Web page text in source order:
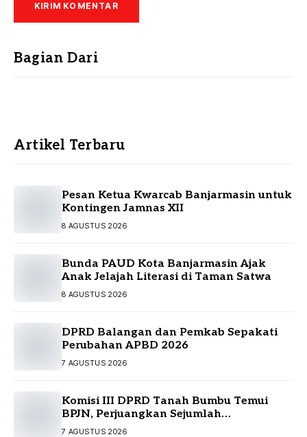
Bagian Dari
Artikel Terbaru
Pesan Ketua Kwarcab Banjarmasin untuk
Kontingen Jamnas XII
8 AGUSTUS 2026
Bunda PAUD Kota Banjarmasin Ajak
Anak Jelajah Literasi di Taman Satwa
8 AGUSTUS 2026
DPRD Balangan dan Pemkab Sepakati
Perubahan APBD 2026
7 AGUSTUS 2026
Komisi III DPRD Tanah Bumbu Temui
BPJN, Perjuangkan Sejumlah
Infrastruktur Strategis
7 AGUSTUS 2026